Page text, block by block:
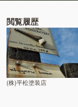
閲覧履歴
(株)平松塗装店